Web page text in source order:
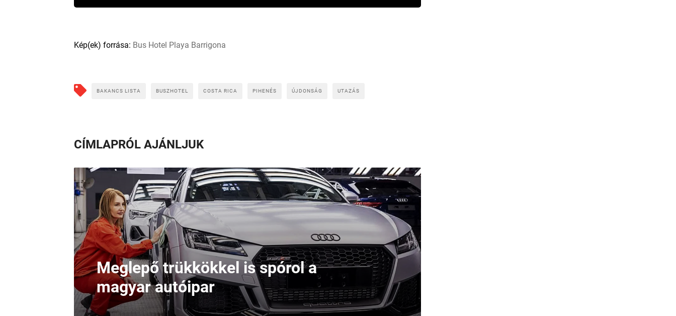
Kép(ek) forrása: Bus Hotel Playa Barrigona
BAKANCS LISTA BUSZHOTEL COSTA RICA PIHENÉS ÚJDONSÁG UTAZÁS
CÍMLAPRÓL AJÁNLJUK
Meglepő trükkökkel is spórol a
magyar autóipar